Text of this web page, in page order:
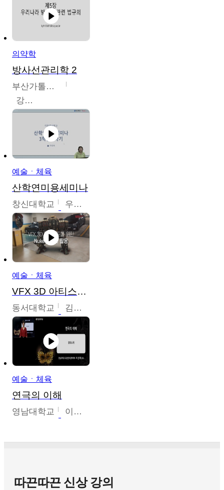
의약학
방사선관리학 2
부산가톨릭대학교
강연희
예술ㆍ체육
산학연미용세미나
창신대학교 우미옥,오윤경,박선이
예술ㆍ체육
VFX 3D 아티스트를 위한 Nuke 의 이해와 활용
동서대학교 김시현
예술ㆍ체육
연극의 이해
영남대학교 이선화
따끈따끈 신상 강의